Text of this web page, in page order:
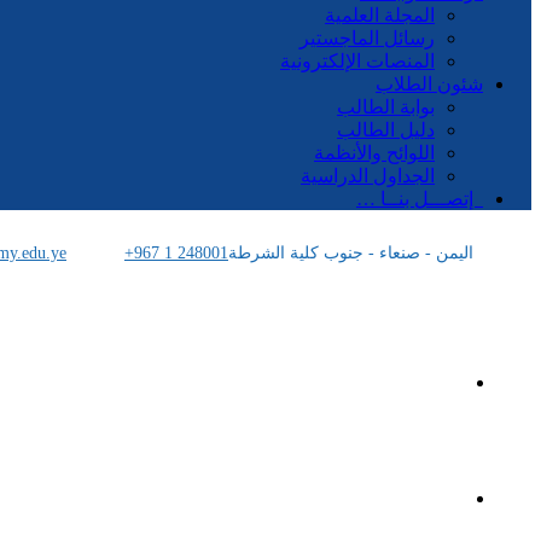
المجلة العلمية
رسائل الماجستير
المنصات الإلكترونية
شئون الطلاب
بوابة الطالب
دليل الطالب
اللوائح والأنظمة
الجداول الدراسية
إتصـــل بنــا …
اليمن - صنعاء - جنوب كلية الشرطة+967 1 248001